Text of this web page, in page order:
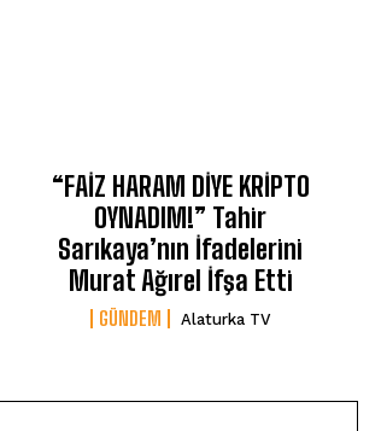
“FAİZ HARAM DİYE KRİPTO
OYNADIM!” Tahir
Sarıkaya’nın İfadelerini
Murat Ağırel İfşa Etti
GÜNDEM Alaturka TV